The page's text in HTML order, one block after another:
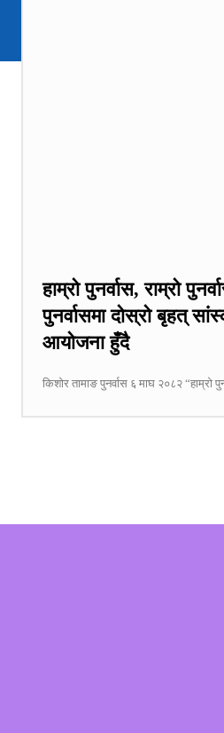
हाम्रो पुनर्वास, राम्रो
पुनर्वासमा दोस्रो बृहत्
आयोजना हुँदै
किशोर तामाङ पुनर्वास ६